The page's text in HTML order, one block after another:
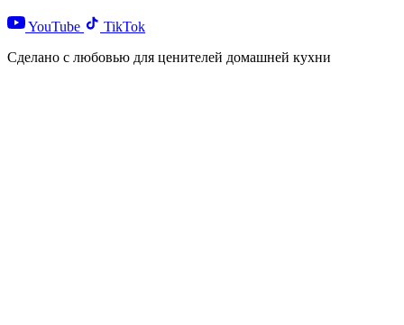
YouTube
TikTok
Сделано с любовью для ценителей домашней кухни